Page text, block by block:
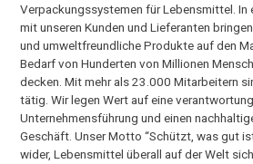
Verpackungssystemen für Lebensmittel. In
mit unseren Kunden und Lieferanten
und umweltfreundliche Produkte auf den
Bedarf von Hunderten von Millionen
decken. Mit mehr als 23.000 Mitarbeitern
tätig. Wir legen Wert auf eine
Unternehmensführung und einen
Geschäft. Unser Motto “Schützt, was gut
wider, Lebensmittel überall auf der Welt